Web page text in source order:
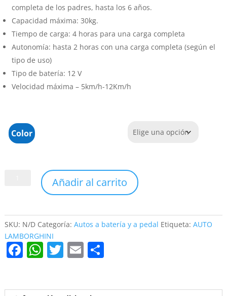
completa de los padres, hasta los 6 años.
Capacidad máxima: 30kg.
Tiempo de carga: 4 horas para una carga completa
Autonomía: hasta 2 horas con una carga completa (según el
tipo de uso)
Tipo de batería: 12 V
Velocidad máxima – 5km/h-12Km/h
Color
LAMBORGHINIAñadir al carrito
SKU: N/D Categoría: Autos a batería y a pedal Etiqueta: AUTO
LAMBORGHINI
F W T E C